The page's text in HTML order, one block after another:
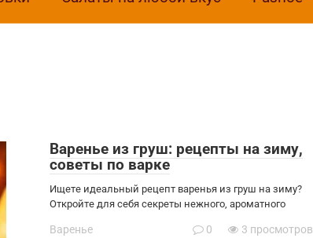
Варенье из груш: рецепты на зиму,
советы по варке
Ищете идеальный рецепт варенья из груш на зиму?
Откройте для себя секреты нежного, ароматного
Варенье 0 3 просмотров